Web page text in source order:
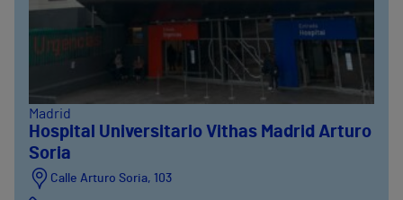
Madrid
Hospital Universitario Vithas Madrid Arturo
Soria
Calle Arturo Soria, 103